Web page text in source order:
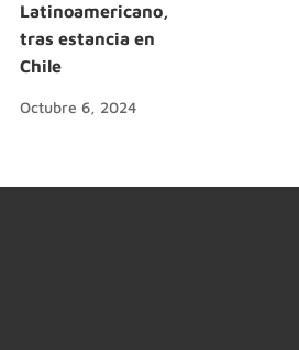
Latinoamericano,
tras estancia en
Chile
Octubre 6, 2024